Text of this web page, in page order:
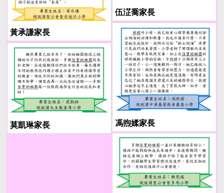
黃承謙家長
伍淽喬家長
馮煦媃家長
莫凱琳家長